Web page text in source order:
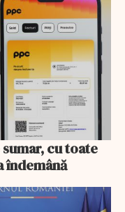
cu toate
îndemână